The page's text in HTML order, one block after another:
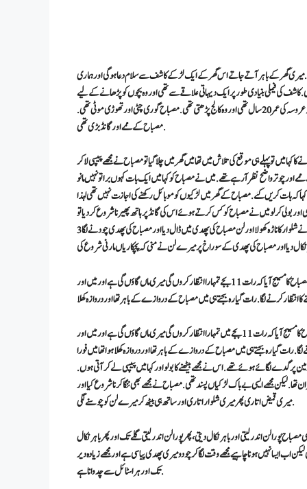
میری گھر کے باہر آتے جاتے اس گھر کے ایک لڑکے کاشف سے سلام دعا ہوگی اور ہماری
کاشف کی فیملی بنیادی طور پر ایک دیہاتی علاقے سے تھی اور وہ بچوں کو پڑھانے کے لیے
راولپنڈی شہر میں شفٹ ہوئے تھے.کاشف کی بہن مصباح کی عمر 24 سال تھی اور اسکو طلاق ہو چکی تھی جبکہ عروسہ کی عمر 20 سال تھی اور وہ کالج پڑھتی تھی. مصباح گوری چٹی اور تھوڑی موٹی تھی.
مصباح کے ممے اور گانڈ بڑی تھی.
میں تو پہلے ہی موقع کی تلاش میں تھا میں گھر میں چلا گیا تو مصباح نے مجھے پیپسی لا کر
چوتر واضح نظر آرہے تھے. میں نے مصباح کو کہا میں ایک بات کہوں برا تو نہیں مانو
کہا کہ بات کریں گئے. مصباح کے گھر میں لڑکیوں کو موبائل رکھنے کی اجازت نہیں تھی لہذا
بولی کر لو میں نے مصباح کو کس کرتے ہوئے اس کی گانڈ پر ہاتھ پھیرنا شروع کر دیا تو
مصباح مست ہونے لگی. میں نے مصباح کی شلوار اتار دی اب مصباح کی پھدی میرے سامنے تھی میں نے شلوار کا ناڑہ کھولا اور لن مصباح کی پھدی میں ڈال دیا اور مصباح کی پھدی چودنے لگا 3
مصباح نے جلدی سے پھدی کو صاف کیا اور میں نے بھی شلوار پہنی اور گھر سے باہر آگیا. کچھ دیر کے بعد مصباح کا مسیج آیا کہ رات 11 بجےتمہارا انتظار کروں گی میری ماں گاؤں گی ہے اور میں اور
صباح نے جلدی سے پھدی کو صاف کیا اور میں نے بھی شلوار پہنی اور گھر سے باہر آگیا. کچھ دیر کے بعد مصباح کا مسیج آیا کہ رات 11 بجے میں تمہارا انتظار کروں گی میری ماں گاؤں گی ہے اور میں اور
بجنے کا انتظار کرنے لگا. رات گیارہ بجتے ہی میں مصباح کے دروازے کے باہر تھا اور دروازہ کھلا ہوا تھا میں فورا
پر گدے لگائے ہوئے تھے. اس نے مجھے بیٹھنے کا بولو اور کہا میں پیپسی لے کر آتی ہوں.
لیکن مجھے ایسی بےباک لڑکیاں پسند تھی. مصباح نے مجھے بھی ننگا کرنا شروع کیا اور
میری قمیض اتاری پھر میری شلوار اتاری اور ساتھ ہی بیٹھ کر میرے لن کو چوسنے لگی.
لن اندر لیتی اور باہر نکال دیتی، پھر پورا لن اندر لیتی گلے تک اور پھر باہر نکال
مصباح بولی یاسر دن کو تم نے میری پھدی 3 منٹ تک چودی تھی لیکن اب ایسا نہیں ہونا چاہیے مجھے وقت لگا کر چودو میری پھدی پیاسی ہے اور مجھے زیادہ دیر
تک اور ہر اسٹائل سے چدوانا ہے.